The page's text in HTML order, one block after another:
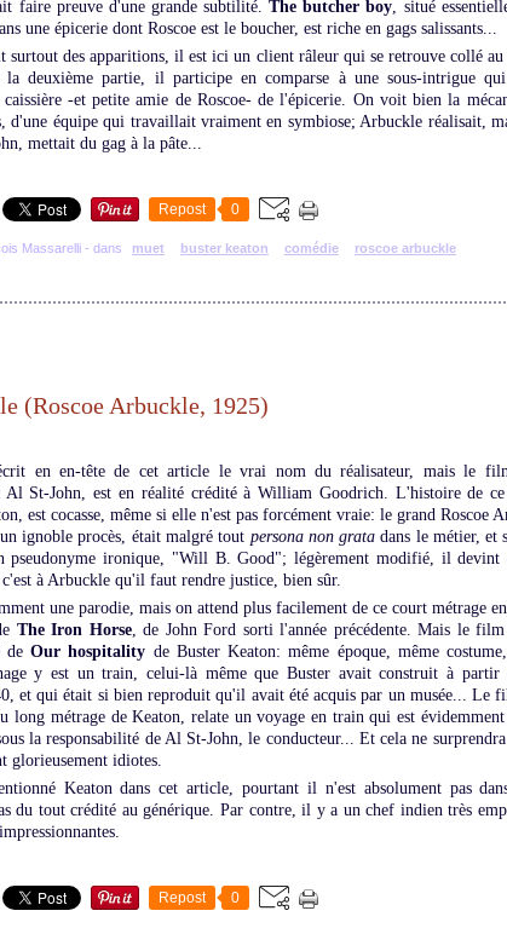
faire preuve d'une grande subtilité.The butcher boy, situé
une épicerie dont Roscoe est le boucher, est riche en gags salissants...
surtout des apparitions, il est ici un client râleur qui se retrouve collé au
la deuxième partie, il participe en comparse à une sous-intrigue
-et petite amie de Roscoe- de l'épicerie. On voit bien la
d'une équipe qui travaillait vraiment en symbiose; Arbuckle réalisait,
mettait du gag à la pâte...
Repost 0
Massarelli - dans muet buster keaton comédie roscoe arbuckle
(Roscoe Arbuckle, 1925)
en en-tête de cet article le vrai nom du réalisateur, mais le
Al St-John, est en réalité crédité à William Goodrich. L'histoire de ce
est cocasse, même si elle n'est pas forcément vraie: le grand Roscoe
ignoble procès, était malgré tout persona non grata dans le métier, et
pseudonyme ironique, "Will B. Good"; légèrement modifié, il
à Arbuckle qu'il faut rendre justice, bien sûr.
une parodie, mais on attend plus facilement de ce court métrage
The Iron Horse, de John Ford sorti l'année précédente. Mais le
deOur hospitality de Buster Keaton: même époque, même
y est un train, celui-là même que Buster avait construit à partir
et qui était si bien reproduit qu'il avait été acquis par un musée... Le
long métrage de Keaton, relate un voyage en train qui est
la responsabilité de Al St-John, le conducteur... Et cela ne surprendra
glorieusement idiotes.
Keaton dans cet article, pourtant il n'est absolument pas
du tout crédité au générique. Par contre, il y a un chef indien très
Repost 0